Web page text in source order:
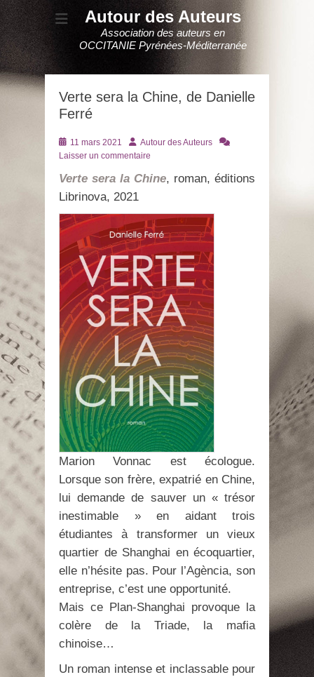
Autour des Auteurs
Association des auteurs en
OCCITANIE Pyrénées-Méditerranée
Verte sera la Chine, de Danielle
Ferré
Posté
le
11 mars 2021 AuteurAutour des Auteurs
Laisser un commentaire
Verte sera la Chine, roman, éditions
Librinova, 2021
Marion Vonnac est écologue.
Lorsque son frère, expatrié en Chine,
lui demande de sauver un « trésor
inestimable » en aidant trois
étudiantes à transformer un vieux
quartier de Shanghai en écoquartier,
elle n’hésite pas. Pour l’Agència, son
entreprise, c’est une opportunité.
Mais ce Plan-Shanghai provoque la
colère de la Triade, la mafia
chinoise…
Un roman intense et inclassable pour